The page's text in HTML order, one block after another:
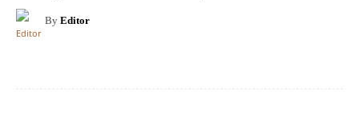
By Editor